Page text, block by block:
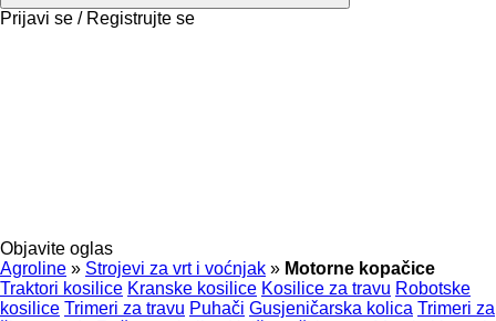
Prijavi se / Registrujte se
Objavite oglas
Agroline » Strojevi za vrt i voćnjak » Motorne kopačice
Traktori kosilice Kranske kosilice Kosilice za travu Robotske
kosilice Trimeri za travu Puhači Gusjeničarska kolica Trimeri za